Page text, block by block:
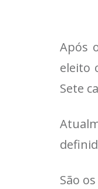
Após
eleito
Sete
São